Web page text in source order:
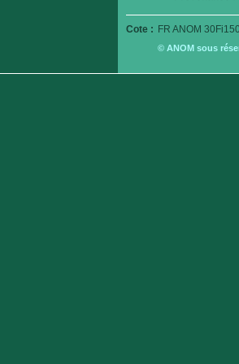
Cote : FR ANOM
© ANOM sous